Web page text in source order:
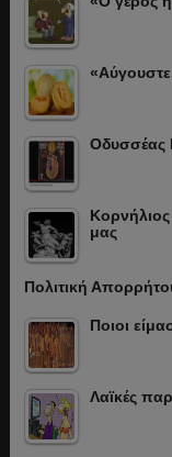
Οδυσσέας
μας
Πολιτική
Ποιοι
Λαϊκές